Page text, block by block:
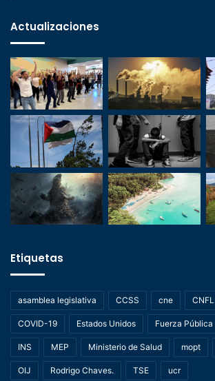
Actualizaciones
Etiquetas
asamblea legislativa CCSS cne CNFL
COVID-19 Estados Unidos Fuerza Pública
INS MEP Ministerio de Salud mopt
OIJ Rodrigo Chaves. TSE ucr